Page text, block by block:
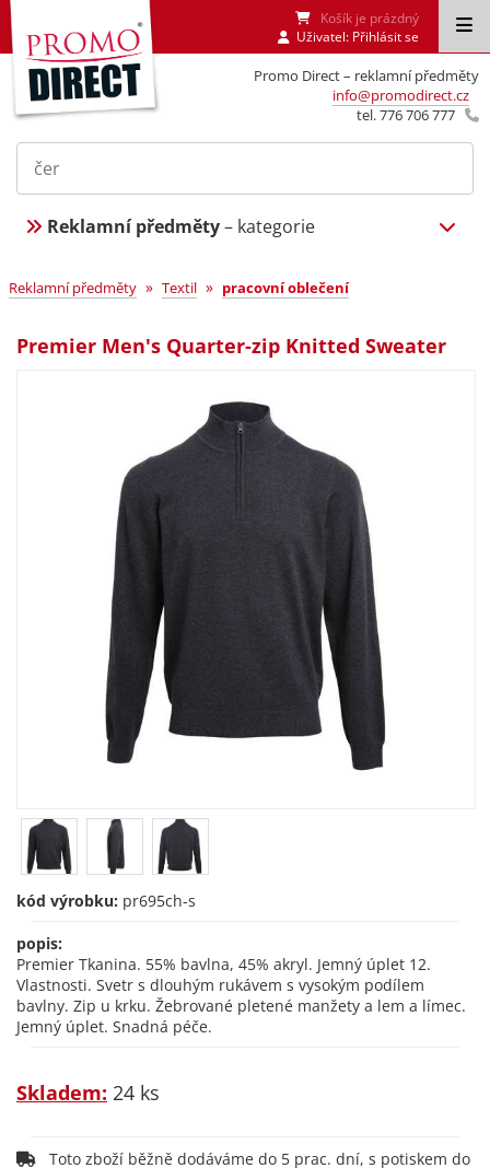
Promo Direct – reklamní předměty
info@promodirect.cz
tel. 776 706 777
Košík je prázdný
Uživatel: Přihlásit se
Reklamní předměty– kategorie
Reklamní předměty » Textil » pracovní oblečení
Premier Men's Quarter-zip Knitted Sweater
kód výrobku: pr695ch-s
popis:
Premier Tkanina. 55% bavlna, 45% akryl. Jemný úplet 12.
Vlastnosti. Svetr s dlouhým rukávem s vysokým podílem
bavlny. Zip u krku. Žebrované pletené manžety a lem a límec.
Jemný úplet. Snadná péče.
Skladem: 24 ks